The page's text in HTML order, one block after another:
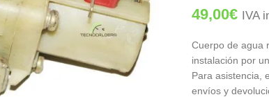
49,00€ IVA
Cuerpo de agua
instalación por
Para asistencia,
envíos y